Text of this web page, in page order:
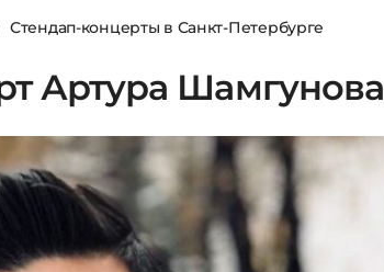
Стендап-концерты в Санкт-Петербурге
Артура Шамгунова